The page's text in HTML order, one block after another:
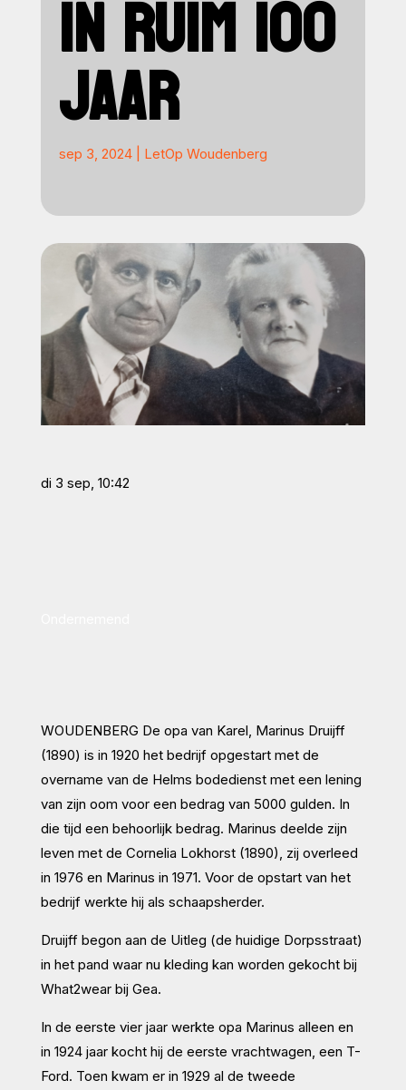
IN RUIM 100
JAAR
sep 3, 2024| LetOp Woudenberg
di 3 sep, 10:42
WOUDENBERG De opa van Karel, Marinus Druijff
(1890) is in 1920 het bedrijf opgestart met de
overname van de Helms bodedienst met een lening
van zijn oom voor een bedrag van 5000 gulden. In
die tijd een behoorlijk bedrag. Marinus deelde zijn
leven met de Cornelia Lokhorst (1890), zij overleed
in 1976 en Marinus in 1971. Voor de opstart van het
bedrijf werkte hij als schaapsherder.
Druijff begon aan de Uitleg (de huidige Dorpsstraat)
in het pand waar nu kleding kan worden gekocht bij
What2wear bij Gea.
In de eerste vier jaar werkte opa Marinus alleen en
in 1924 jaar kocht hij de eerste vrachtwagen, een T-
Ford. Toen kwam er in 1929 al de tweede